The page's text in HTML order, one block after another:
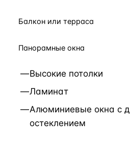
Балкон или терраса
Панорамные окна
Высокие потолки
Ламинат
Алюминиевые окна с
остеклением